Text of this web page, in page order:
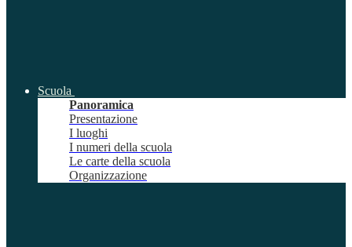
Scuola
Panoramica
Presentazione
I luoghi
I numeri della scuola
Le carte della scuola
Organizzazione